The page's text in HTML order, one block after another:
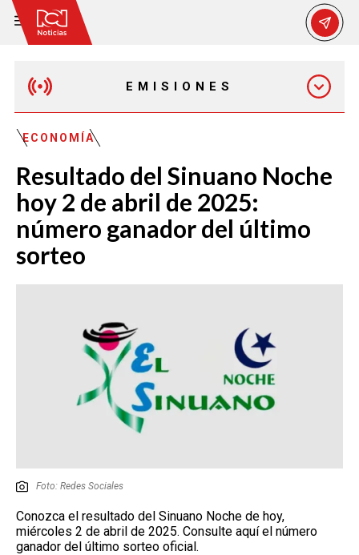
EMISIONES
EMISIÓN 7:00 PM
ECONOMÍA
Resultado del Sinuano Noche
hoy 2 de abril de 2025:
número ganador del último
sorteo
Foto: Redes Sociales
Conozca el resultado del Sinuano Noche de hoy,
miércoles 2 de abril de 2025. Consulte aquí el número
ganador del último sorteo oficial.